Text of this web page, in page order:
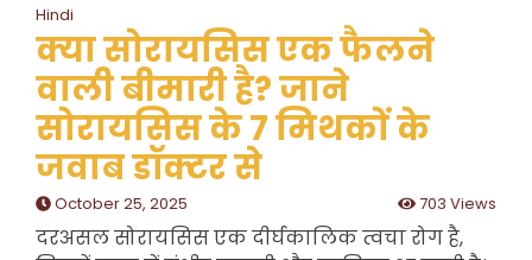
Hindi
क्या सोरायसिस एक फैलने
वाली बीमारी है? जाने
सोरायसिस के 7 मिथकों के
जवाब डॉक्टर से
October 25, 2025 703 Views
दरअसल सोरायसिस एक दीर्घकालिक त्वचा रोग है,